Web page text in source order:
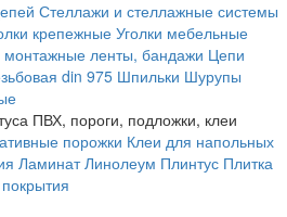
Стеллажи и стеллажные системы
крепежные Уголки мебельные
ленты, бандажи Цепи
din 975 Шпильки Шурупы
ПВХ, пороги, подложки, клеи
порожки Клеи для напольных
Ламинат Линолеум Плинтус Плитка